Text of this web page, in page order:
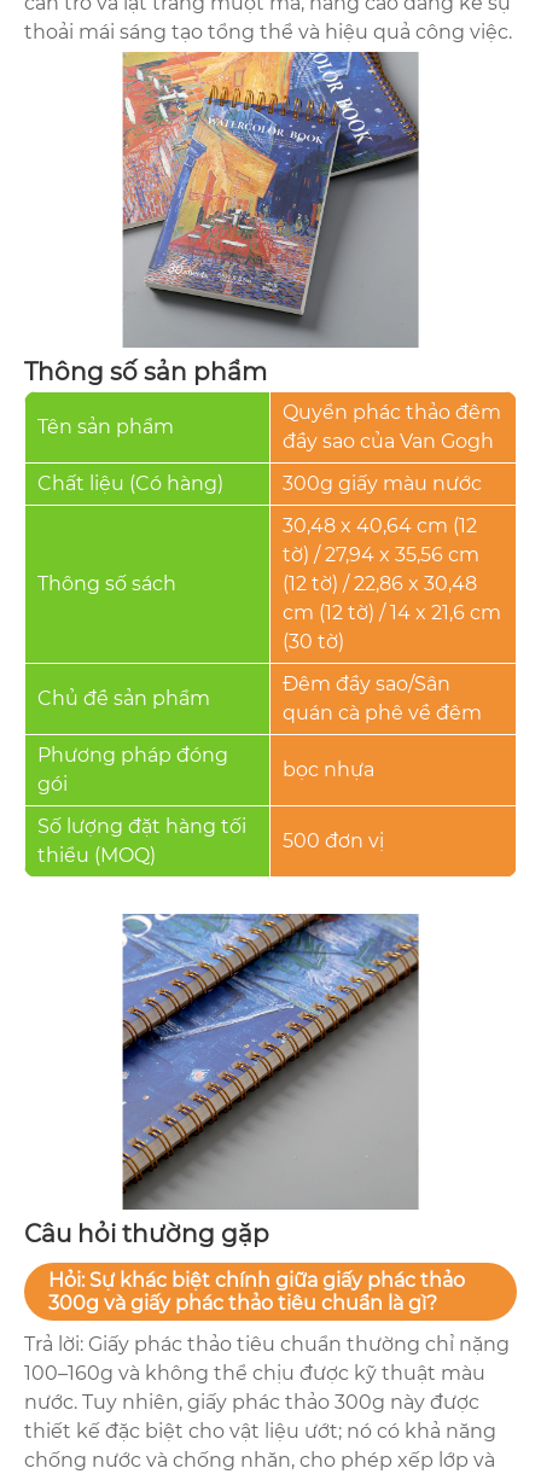
thoải mái sáng tạo tổng thể và hiệu quả công việc.
Thông số sản phẩm
Tên sản phẩm
Quyển phác thảo đêm
đầy sao của Van Gogh
Chất liệu (Có hàng)
300g giấy màu nước
Thông số sách
30,48 x 40,64 cm (12
tờ) / 27,94 x 35,56 cm
(12 tờ) / 22,86 x 30,48
cm (12 tờ) / 14 x 21,6 cm
(30 tờ)
Chủ đề sản phẩm
Đêm đầy sao/Sân
quán cà phê về đêm
Phương pháp đóng
gói
bọc nhựa
Số lượng đặt hàng tối
thiểu (MOQ)
500 đơn vị
Câu hỏi thường gặp
Hỏi: Sự khác biệt chính giữa giấy phác thảo
300g và giấy phác thảo tiêu chuẩn là gì?
Trả lời: Giấy phác thảo tiêu chuẩn thường chỉ nặng
100–160g và không thể chịu được kỹ thuật màu
nước. Tuy nhiên, giấy phác thảo 300g này được
thiết kế đặc biệt cho vật liệu ướt; nó có khả năng
chống nước và chống nhăn, cho phép xếp lớp và